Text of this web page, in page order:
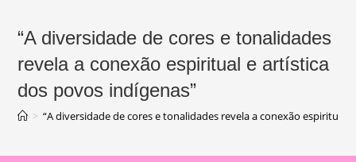
“A diversidade de cores e tonalidades
revela a conexão espiritual e artística
dos povos indígenas”
> “A diversidade de cores e tonalidades revela a conexão espiritual